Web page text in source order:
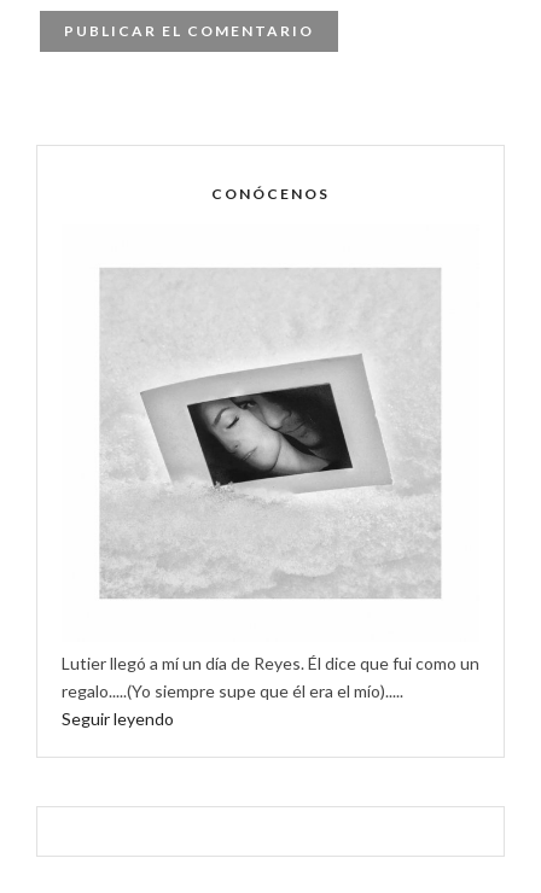
CONÓCENOS
Lutier llegó a mí un día de Reyes. Él dice que fui como un
regalo.....(Yo siempre supe que él era el mío).....
Seguir leyendo